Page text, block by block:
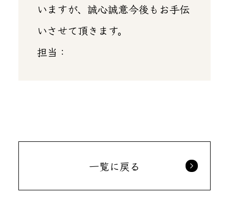
いますが、誠心誠意今後もお手伝
いさせて頂きます。
担当：
一覧に戻る